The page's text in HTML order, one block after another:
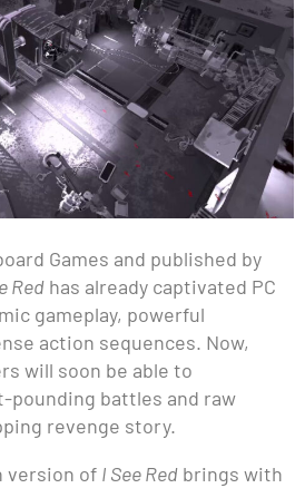
Games and published by
Red has already captivated PC
gameplay, powerful
action sequences. Now,
will soon be able to
pounding battles and raw
revenge story.
version of I See Red brings with